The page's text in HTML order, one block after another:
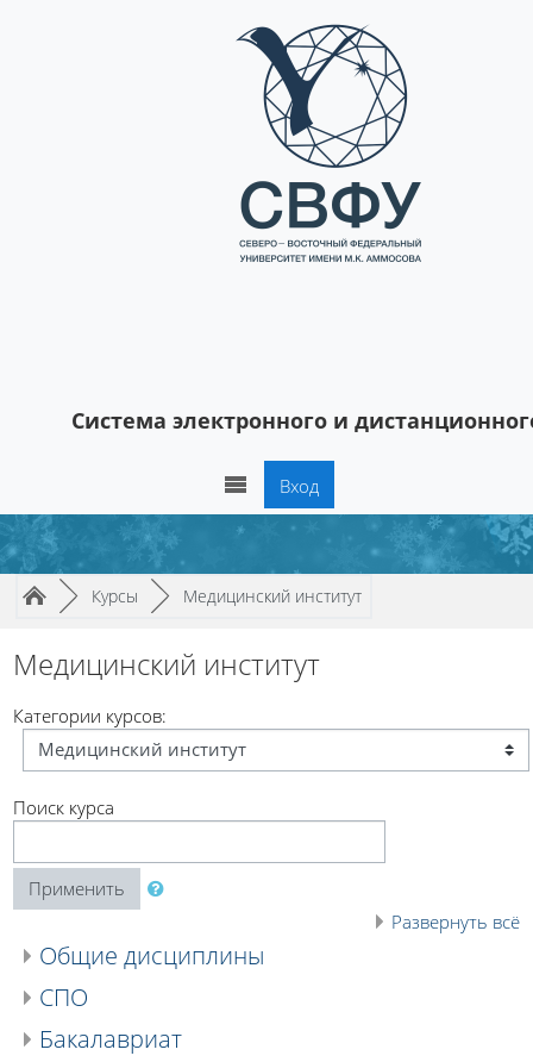
Система электронного и
Вход
Путь к странице
/► Курсы /► Медицинский институт
Медицинский институт
Категории курсов:
Поиск курса
Применить
Развернуть всё
Общие дисциплины
СПО
Бакалавриат